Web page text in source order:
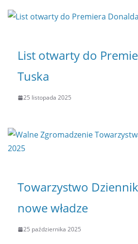
List otwarty do
Tuska
25 listopada 2025
Towarzystwo
nowe władze
25 października 2025